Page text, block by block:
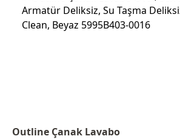
Outline Çanak Lavabo